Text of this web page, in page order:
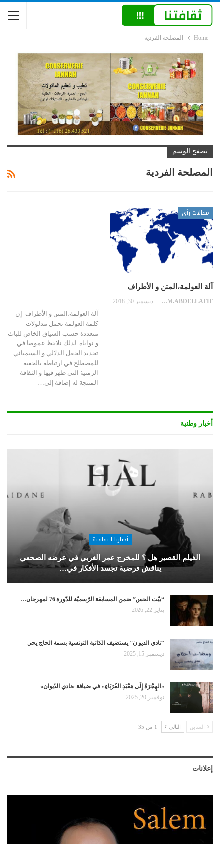
Home المصلحة الفردية
تصفح الوسم
المصلحة الفردية
مقالات رأي
آلة العولمة،المتن و الأطراف
BENSALEM.ABDELLATIF ديسمبر 30, 2018
آلة العولمة،المتن و الأطراف إن
كلمة العولمة تحمل مدلولات
متعددة حسب السياق الخاص للباث
و نواياه. لذلك نلاحظ غموضا في
تحديد الحقل الدلالي و السيميائي
للمصطلح في ارتباطه بالحقبة
الزمنية التي ظهر فيها و الثقافة
المنتجة له إضافة إلى…
أخبار وطنية
أخبارنا الثقافية
الفيلم القصير هل ؟ للمخرج عمر الغربي في عرضه الصحفي
يناقش فرضية تجسد الأفكار في…
“بيّت الحس” ضمن المسابقة الرّسميّة للدّورة 76 لمهرجان…
يناير 22, 2026
“نادي الديوان” يستضيف الكاتبة التونسية بسمة الحاج يحي
ديسمبر 15, 2025
«الهِجْرَةُ إِلَى مَعْبَدِ الغُرَبَاءِ» في ضيافة «نادي الدّيوان»
نوفمبر 20, 2025
السابق التالي 1 من 35
إعلانات